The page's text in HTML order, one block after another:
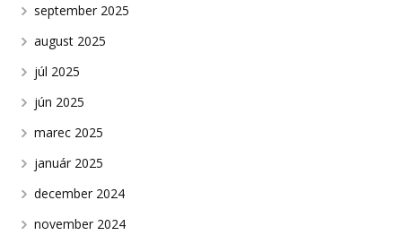
september 2025
august 2025
júl 2025
jún 2025
marec 2025
január 2025
december 2024
november 2024